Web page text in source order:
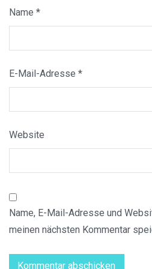
Name *
E-Mail-Adresse *
Website
Name, E-Mail-Adresse und
meinen nächsten Kommentar